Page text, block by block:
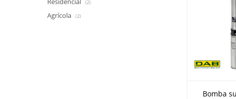
Bomba
(2)
Agrícola (2)